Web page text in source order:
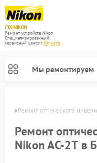
FIX-NIKON
Ремонт устройств Nikon
Специализированный
cервисный центр г.Барнаул
Мы ремонтируем
Ремонт оптического
Ремонт
Nikon AC-2T в